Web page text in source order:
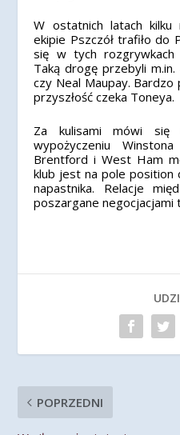
W ostatnich latach kilku
ekipie Pszczół trafiło do
się w tych
Taką drogę przebyli
czy Neal Maupay.
przyszłość czeka Toneya.
Za kulisami mówi
wypożyczeniu
Brentford i West Ham
klub jest na pole position
napastnika. Relacje
poszargane negocjacjami
POPRZEDNI